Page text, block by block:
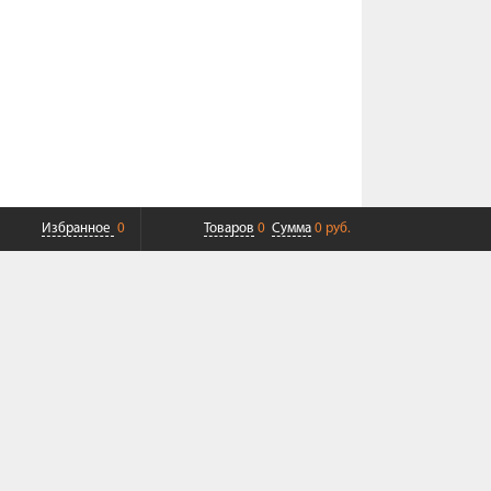
Избранное 0 Товаров 0 Сумма 0 руб.